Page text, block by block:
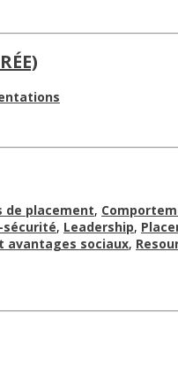
de placement,
sécurité, Leadership,
avantages sociaux,